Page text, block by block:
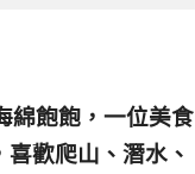
綿飽飽，一位美食
喜歡爬山、潛水、